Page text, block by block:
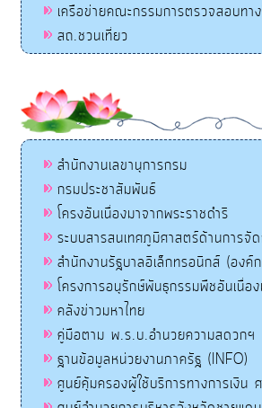
เครือข่ายคณะกรรมการตรวจสอบทา
สถ.ชวนเที่ยว
สำนักงานเลขานุการกรม
กรมประชาสัมพันธ์
โครงอันเนื่องมาจากพระราชดำริ
ระบบสารสนเทศภูมิศาสตร์ด้านการจัด
สำนักงานรัฐบาลอิเล็กทรอนิกส์ (องค์
โครงการอนุรักษ์พันธุกรรมพืชอันเนื่อ
คลังข่าวมหาไทย
คู่มือตาม พ.ร.บ.อำนวยความสดวกฯ
ฐานข้อมูลหน่วยงานภาครัฐ (INFO)
ศูนย์คุ้มครองผู้ใช้บริการทางการเงิน